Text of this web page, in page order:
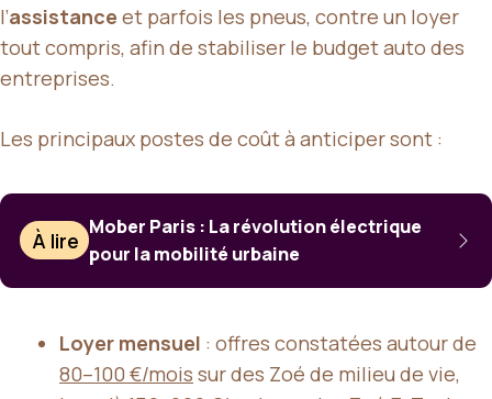
l’assistance et parfois les pneus, contre un loyer
tout compris, afin de stabiliser le budget auto des
entreprises.
Les principaux postes de coût à anticiper sont :
À lire
Mober Paris : La révolution électrique
pour la mobilité urbaine
Loyer mensuel : offres constatées autour de
80–100 €/mois sur des Zoé de milieu de vie,